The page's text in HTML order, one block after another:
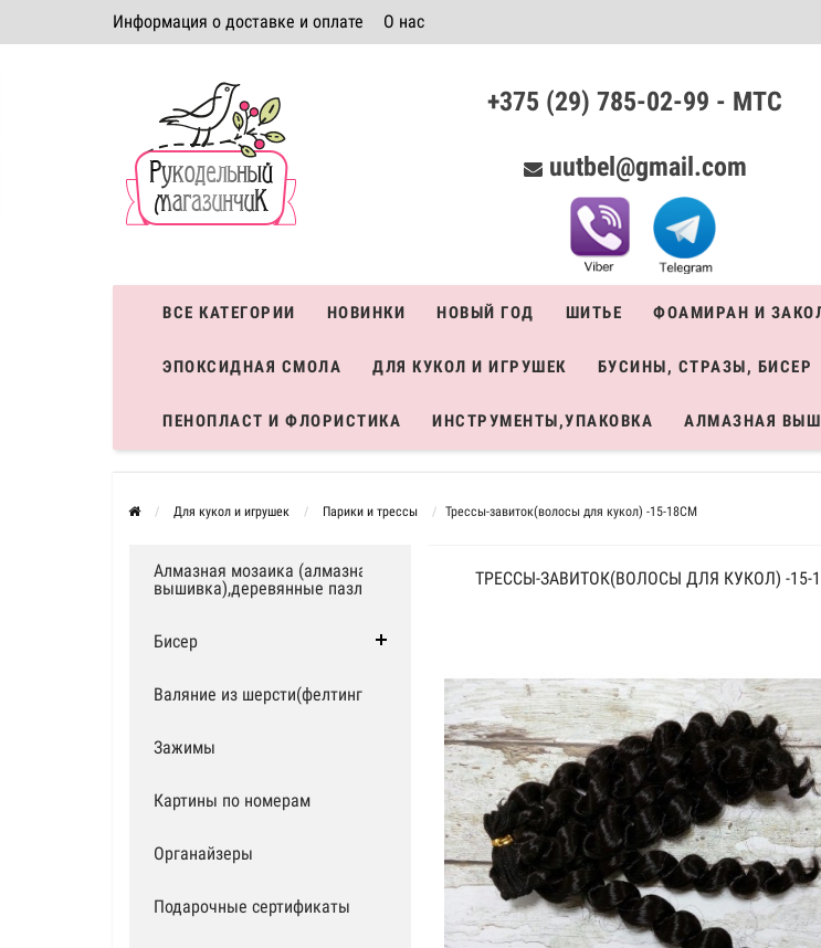
Информация о доставке и оплате О нас
Система скидок +375 (29) 785-02-99 - МТС
uutbel@gmail.com
ВСЕ КАТЕГОРИИ НОВИНКИ НОВЫЙ ГОД ШИТЬЕ ФОАМИРАН И
ЭПОКСИДНАЯ СМОЛА ДЛЯ КУКОЛ И ИГРУШЕК БУСИНЫ, СТРАЗЫ, БИСЕР
ПЕНОПЛАСТ И ФЛОРИСТИКА ИНСТРУМЕНТЫ,УПАКОВКА АЛМАЗНАЯ
Для кукол и игрушек Парики и трессы Трессы-завиток(волосы для кукол) -15-18СМ
Алмазная мозаика (алмазная
вышивка),деревянные пазлы
Бисер
Валяние из шерсти(фелтинг)
Зажимы
Картины по номерам
Органайзеры
Подарочные сертификаты
ТРЕССЫ-ЗАВИТОК(ВОЛОСЫ ДЛЯ КУКОЛ) -15-